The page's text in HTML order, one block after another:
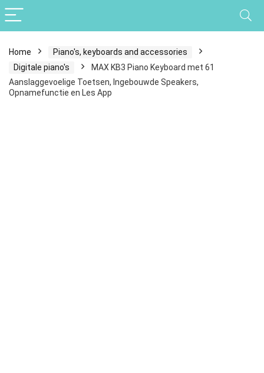
Home
Piano's, keyboards and accessories
Digitale piano's
MAX KB3 Piano Keyboard met 61
Aanslaggevoelige Toetsen, Ingebouwde Speakers,
Opnamefunctie en Les App